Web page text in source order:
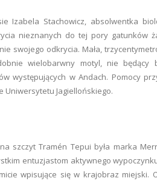
Izabela Stachowicz, absolwentka
nieznanych do tej pory gatunków
swojego odkrycia. Mała,
wielobarwny motyl, nie
występujących w Andach. Pomocy
Uniwersytetu Jagiellońskiego.
szczyt Tramén Tepui była marka
entuzjastom aktywnego
wpisujące się w krajobraz miejski.